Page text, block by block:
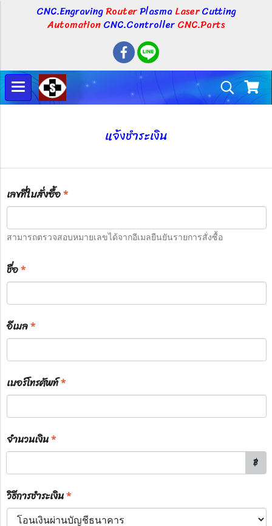
CNC.EngravingRouterPlasmaLaserCutting
AutomationCNC.ControllerCNC.Parts
แจ้งชำระเงิน
เลขที่ใบสั่งซื้อ*
สามารถตรวจสอบหมายเลขได้จากอีเมลยืนยันรายการสั่งซื้อ
ชื่อ*
อีเมล*
เบอร์โทรศัพท์*
จำนวนเงิน*
฿
วิธีการชำระเงิน*